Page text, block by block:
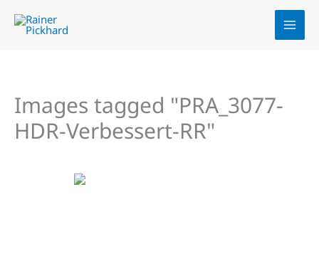
Inhalt
Images tagged "PRA_3077-
HDR-Verbessert-RR"